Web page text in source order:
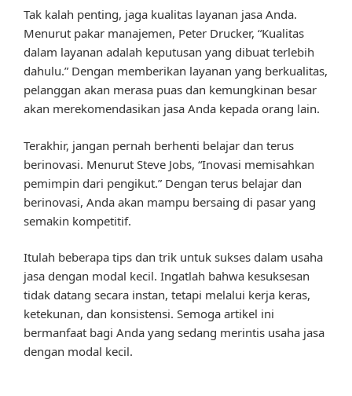
Tak kalah penting, jaga kualitas layanan jasa Anda.
Menurut pakar manajemen, Peter Drucker, “Kualitas
dalam layanan adalah keputusan yang dibuat terlebih
dahulu.” Dengan memberikan layanan yang berkualitas,
pelanggan akan merasa puas dan kemungkinan besar
akan merekomendasikan jasa Anda kepada orang lain.
Terakhir, jangan pernah berhenti belajar dan terus
berinovasi. Menurut Steve Jobs, “Inovasi memisahkan
pemimpin dari pengikut.” Dengan terus belajar dan
berinovasi, Anda akan mampu bersaing di pasar yang
semakin kompetitif.
Itulah beberapa tips dan trik untuk sukses dalam usaha
jasa dengan modal kecil. Ingatlah bahwa kesuksesan
tidak datang secara instan, tetapi melalui kerja keras,
ketekunan, dan konsistensi. Semoga artikel ini
bermanfaat bagi Anda yang sedang merintis usaha jasa
dengan modal kecil.